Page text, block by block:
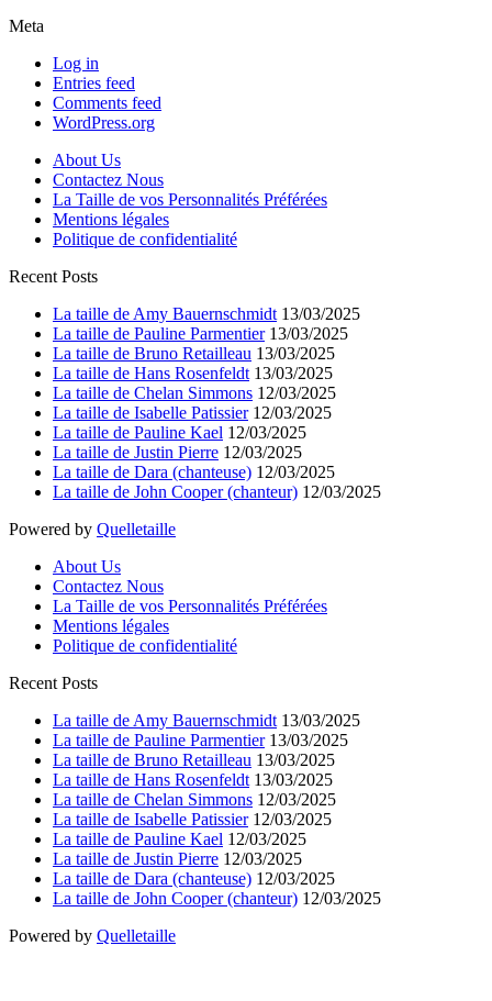
Meta
Log in
Entries feed
Comments feed
WordPress.org
About Us
Contactez Nous
La Taille de vos Personnalités Préférées
Mentions légales
Politique de confidentialité
Recent Posts
La taille de Amy Bauernschmidt 13/03/2025
La taille de Pauline Parmentier 13/03/2025
La taille de Bruno Retailleau 13/03/2025
La taille de Hans Rosenfeldt 13/03/2025
La taille de Chelan Simmons 12/03/2025
La taille de Isabelle Patissier 12/03/2025
La taille de Pauline Kael 12/03/2025
La taille de Justin Pierre 12/03/2025
La taille de Dara (chanteuse) 12/03/2025
La taille de John Cooper (chanteur) 12/03/2025
Powered by Quelletaille
About Us
Contactez Nous
La Taille de vos Personnalités Préférées
Mentions légales
Politique de confidentialité
Recent Posts
La taille de Amy Bauernschmidt 13/03/2025
La taille de Pauline Parmentier 13/03/2025
La taille de Bruno Retailleau 13/03/2025
La taille de Hans Rosenfeldt 13/03/2025
La taille de Chelan Simmons 12/03/2025
La taille de Isabelle Patissier 12/03/2025
La taille de Pauline Kael 12/03/2025
La taille de Justin Pierre 12/03/2025
La taille de Dara (chanteuse) 12/03/2025
La taille de John Cooper (chanteur) 12/03/2025
Powered by Quelletaille